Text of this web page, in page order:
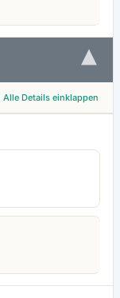
▾
Alle Details einklappen